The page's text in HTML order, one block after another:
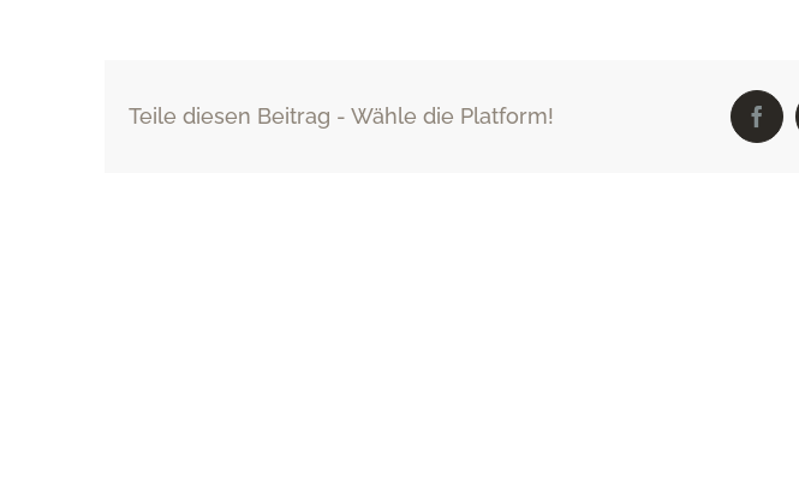
Teile diesen Beitrag - Wähle die Platform!